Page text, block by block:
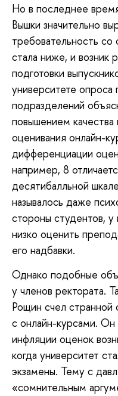
Но в последнее
Вышки значительно
требовательность
стала ниже, и возник
подготовки
университете опроса
подразделений
повышением
оценивания онлайн-
дифференциации
например, 8
десятибалльной
называлось даже
стороны студентов,
низко оценить
его надбавки.
Однако подобные
у членов ректората.
Рощин счел странной
с онлайн-курсами.
инфляции оценок
когда университет
экзамены. Тему с
«сомнительным